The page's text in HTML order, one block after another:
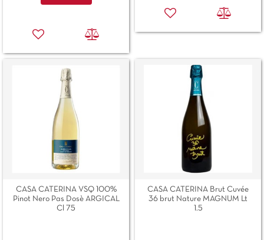
CASA CATERINA VSQ 100%
Pinot Nero Pas Dosè ARGICAL
Cl 75
CASA CATERINA Brut Cuvée
36 brut Nature MAGNUM Lt
1.5